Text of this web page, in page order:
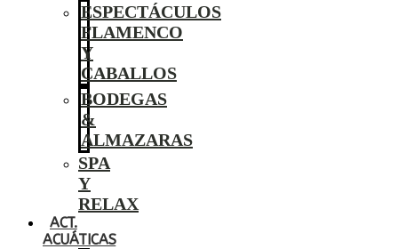
ESPECTÁCULOS
FLAMENCO
Y
CABALLOS
BODEGAS
&
ALMAZARAS
SPA
Y
RELAX
ACT.
ACUÁTICAS